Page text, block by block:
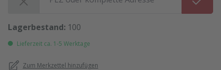
Lagerbestand: 100
Lieferzeit ca. 1-5 Werktage
Zum Merkzettel hinzufügen